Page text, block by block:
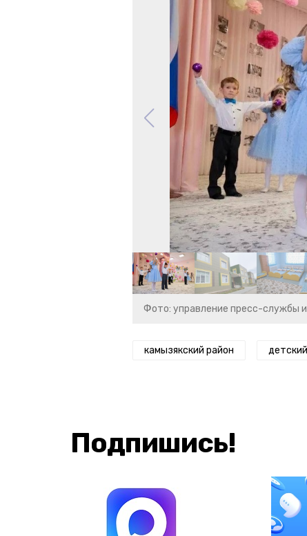
Фото: управление пресс-службы
камызякский район
Подпишись!